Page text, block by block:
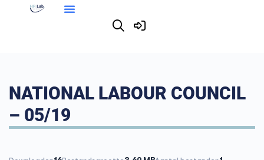
NATIONAL LABOUR COUNCIL
– 05/19